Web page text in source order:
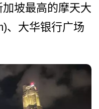
坡­最高的摩天大
、大华银行广场